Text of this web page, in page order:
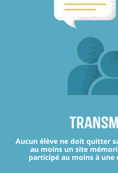
Aucun élève ne doit quitter
au moins un site
participé au moins à